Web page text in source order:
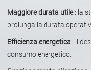
Maggiore durata utile: la
prolunga la durata
Efficienza energetica : il
consumo energetico.